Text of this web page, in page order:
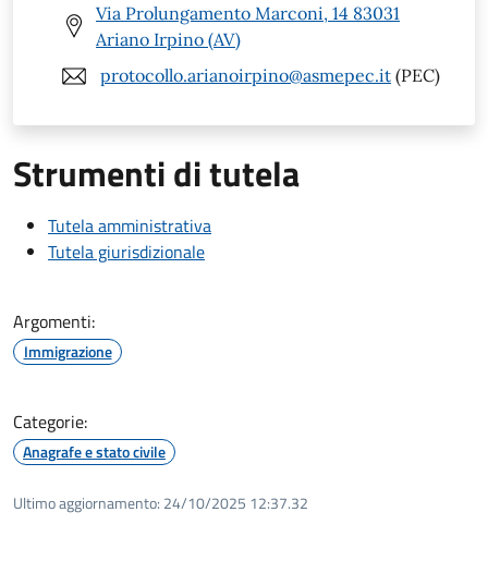
Via Prolungamento Marconi, 14 83031
Ariano Irpino (AV)
protocollo.arianoirpino@asmepec.it (PEC)
Strumenti di tutela
Tutela amministrativa
Tutela giurisdizionale
Argomenti:
Immigrazione
Categorie:
Anagrafe e stato civile
Ultimo aggiornamento: 24/10/2025 12:37.32